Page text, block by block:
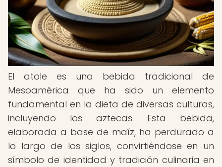
El atole es una bebida tradicional de
Mesoamérica que ha sido un elemento
fundamental en la dieta de diversas culturas,
incluyendo los aztecas. Esta bebida,
elaborada a base de maíz, ha perdurado a
lo largo de los siglos, convirtiéndose en un
símbolo de identidad y tradición culinaria en